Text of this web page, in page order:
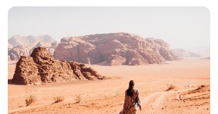
средства, одежду, украшения, предметы интерьера
где их купить.